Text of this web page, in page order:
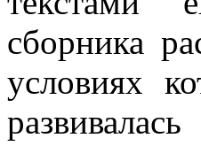
сборника
условиях